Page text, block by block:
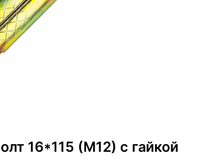
16*115 (М12) с гайкой